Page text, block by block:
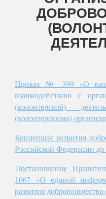
Приказ № 399 «О
взаимодействию с
(волонтерской)
(волонтерскими)
Концепция развития
Российской Федерации до
Постановление
1067 «О единой
развития